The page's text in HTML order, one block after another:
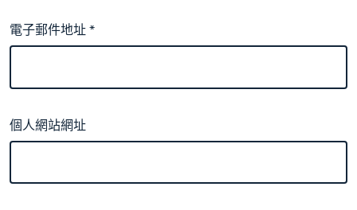
電子郵件地址*
個人網站網址